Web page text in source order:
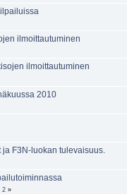
ilmoittautuminen
ilmoittautuminen
2010
ja F3N-luokan tulevaisuus.
2 »